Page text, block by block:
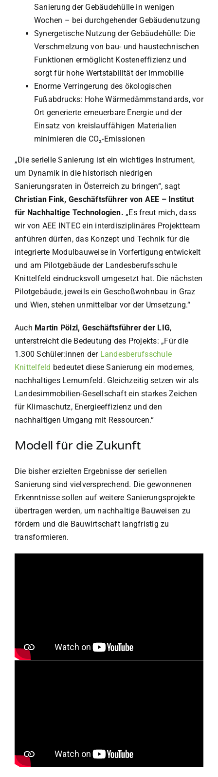
Sanierung der Gebäudehülle in wenigen
Wochen – bei durchgehender Gebäudenutzung
Synergetische Nutzung der Gebäudehülle: Die
Verschmelzung von bau- und haustechnischen
Funktionen ermöglicht Kosteneffizienz und
sorgt für hohe Wertstabilität der Immobilie
Enorme Verringerung des ökologischen
Fußabdrucks: Hohe Wärmedämmstandards, vor
Ort generierte erneuerbare Energie und der
Einsatz von kreislauffähigen Materialien
minimieren die CO₂-Emissionen
„Die serielle Sanierung ist ein wichtiges Instrument,
um Dynamik in die historisch niedrigen
Sanierungsraten in Österreich zu bringen“, sagt
Christian Fink, Geschäftsführer von AEE – Institut
für Nachhaltige Technologien. „Es freut mich, dass
wir von AEE INTEC ein interdisziplinäres Projektteam
anführen dürfen, das Konzept und Technik für die
integrierte Modulbauweise in Vorfertigung entwickelt
und am Pilotgebäude der Landesberufsschule
Knittelfeld eindrucksvoll umgesetzt hat. Die nächsten
Pilotgebäude, jeweils ein Geschoßwohnbau in Graz
und Wien, stehen unmittelbar vor der Umsetzung.“
Auch Martin Pölzl, Geschäftsführer der LIG,
unterstreicht die Bedeutung des Projekts: „Für die
1.300 Schüler:innen der Landesberufsschule
Knittelfeld bedeutet diese Sanierung ein modernes,
nachhaltiges Lernumfeld. Gleichzeitig setzen wir als
Landesimmobilien-Gesellschaft ein starkes Zeichen
für Klimaschutz, Energieeffizienz und den
nachhaltigen Umgang mit Ressourcen.“
Modell für die Zukunft
Die bisher erzielten Ergebnisse der seriellen
Sanierung sind vielversprechend. Die gewonnenen
Erkenntnisse sollen auf weitere Sanierungsprojekte
übertragen werden, um nachhaltige Bauweisen zu
fördern und die Bauwirtschaft langfristig zu
transformieren.